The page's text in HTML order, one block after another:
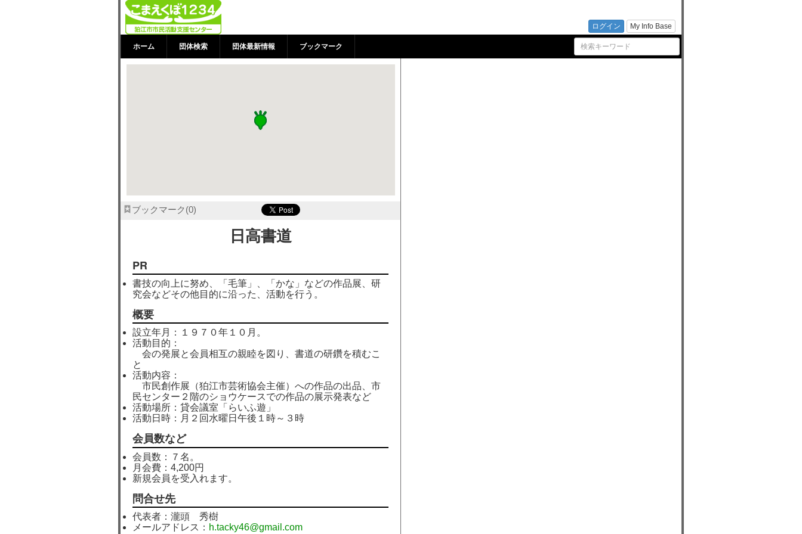
ログイン My Info Base
日高書道 | 狛江市市民活動支援センター
ホーム 団体検索 団体最新情報 ブックマーク
ブックマーク 0
日高書道
PR
書技の向上に努め、「毛筆」、「かな」などの作品展、研
究会などその他目的に沿った、活動を行う。
概要
設立年月：１９７０年１０月。
活動目的：
会の発展と会員相互の親睦を図り、書道の研鑽を積むこ
と
活動内容：
市民創作展（狛江市芸術協会主催）への作品の出品、市
民センター２階のショウケースでの作品の展示発表など
活動場所：貸会議室「らいふ遊」
活動日時：月２回水曜日午後１時～３時
会員数など
会員数：７名。
月会費：4,200円
新規会員を受入れます。
問合せ先
代表者：瀧頭 秀樹
メールアドレス： h.tacky46@gmail.com